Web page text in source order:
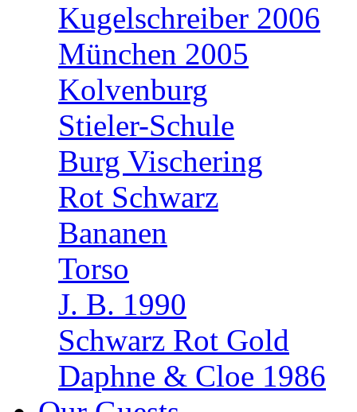
Kugelschreiber 2006
München 2005
Kolvenburg
Stieler-Schule
Burg Vischering
Rot Schwarz
Bananen
Torso
J. B. 1990
Schwarz Rot Gold
Daphne & Cloe 1986